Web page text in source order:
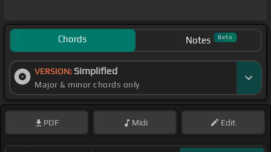
Chords Notes Beta
VERSION: Simplified
Major & minor chords only
PDF Midi Edit